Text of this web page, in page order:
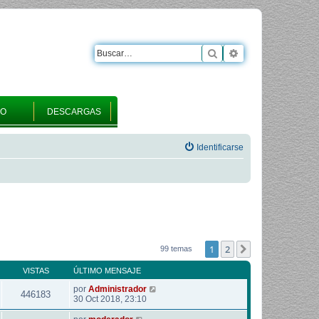
DESCARGAS
Buscar Búsqueda
Identificarse
99 temas 1 2 Siguiente
VISTAS ÚLTIMO MENSAJE
446183 por Administrador
30 Oct 2018, 23:10